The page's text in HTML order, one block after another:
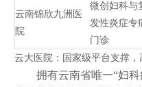
云南锦欣九洲医
院
微创妇科与
发性炎症专
门诊
云大医院：国家级平台支撑，
拥有云南省唯一“妇